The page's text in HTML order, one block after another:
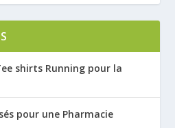
shirts Running pour la
pour une Pharmacie